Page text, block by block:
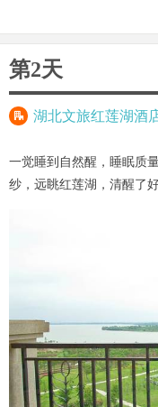
第2天
 湖北文旅红莲湖酒
一觉睡到自然醒，睡眠质
纱，远眺红莲湖，清醒了